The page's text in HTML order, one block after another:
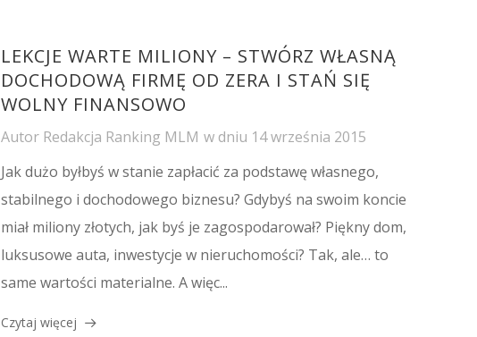
LEKCJE WARTE MILIONY – STWÓRZ WŁASNĄ
DOCHODOWĄ FIRMĘ OD ZERA I STAŃ SIĘ
WOLNY FINANSOWO
Autor Redakcja Ranking MLM w dniu 14 września 2015
Jak dużo byłbyś w stanie zapłacić za podstawę własnego,
stabilnego i dochodowego biznesu? Gdybyś na swoim koncie
miał miliony złotych, jak byś je zagospodarował? Piękny dom,
luksusowe auta, inwestycje w nieruchomości? Tak, ale… to
same wartości materialne. A więc...
Czytaj więcej